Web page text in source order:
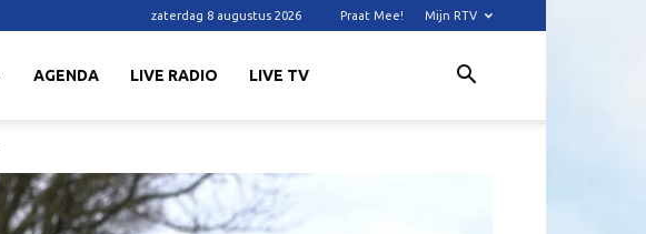
zaterdag 8 augustus 2026 Praat Mee! Mijn RTV
AGENDA LIVE RADIO LIVE TV